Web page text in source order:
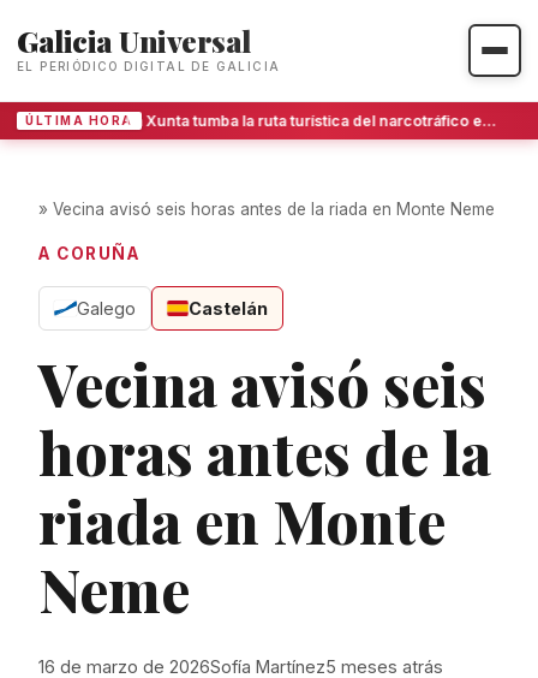
Galicia Universal
EL PERIÓDICO DIGITAL DE GALICIA
ÚLTIMA HORA La Xunta tumba la ruta turística del narcotráfico en las Rías Baixas y abre un expediente
» Vecina avisó seis horas antes de la riada en Monte Neme
A CORUÑA
Galego Castelán
Vecina avisó seis
horas antes de la
riada en Monte
Neme
16 de marzo de 2026Sofía Martínez5 meses atrás